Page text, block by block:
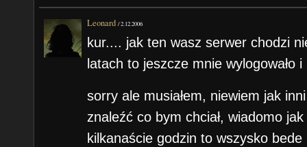
Leonard /2.12.2006
kur.... jak ten wasz serwer chodzi
latach to jeszcze mnie wylogowało
sorry ale musiałem, niewiem jak
znaleźć co bym chciał, wiadomo
kilkanaście godzin to wszysko